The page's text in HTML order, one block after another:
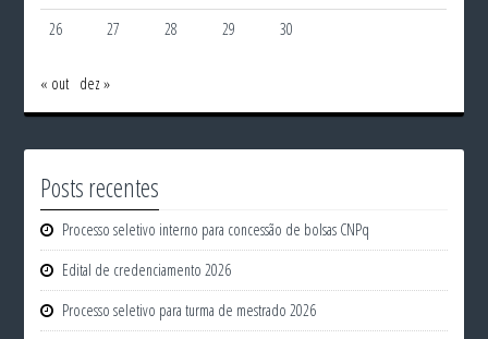
26
27 28 29 30
« out dez »
Posts recentes
Processo seletivo interno para concessão de bolsas CNPq
Edital de credenciamento 2026
Processo seletivo para turma de mestrado 2026